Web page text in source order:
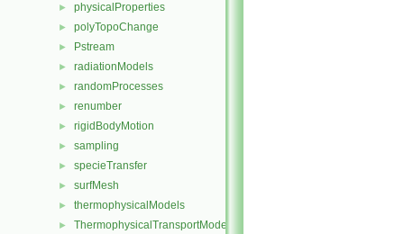
► physicalProperties
► polyTopoChange
► Pstream
► radiationModels
► randomProcesses
► renumber
► rigidBodyMotion
► sampling
► specieTransfer
► surfMesh
► thermophysicalModels
► ThermophysicalTransportModels